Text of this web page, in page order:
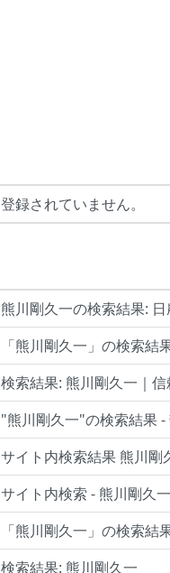
登録されていません。
熊川剛久一の検索結果: 日
「熊川剛久一」の検索結
検索結果: 熊川剛久一｜
"熊川剛久一"の検索結果 -
サイト内検索結果 熊川剛
サイト内検索 - 熊川剛久
「熊川剛久一」の検索結
検索結果: 熊川剛久一